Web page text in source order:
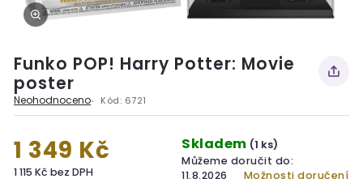
Funko POP! Harry Potter: Movie
poster
Neohodnoceno Kód: 6721
1 349 Kč
1 115 Kč bez DPH
Skladem (1 ks)
Můžeme doručit do:
11.8.2026
Možnosti doručení